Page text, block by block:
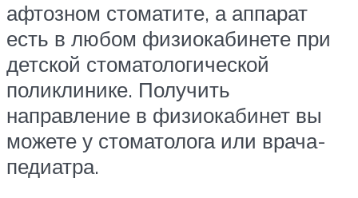
афтозном стоматите, а аппарат
есть в любом физиокабинете при
детской стоматологической
поликлинике. Получить
направление в физиокабинет вы
можете у стоматолога или врача-
педиатра.